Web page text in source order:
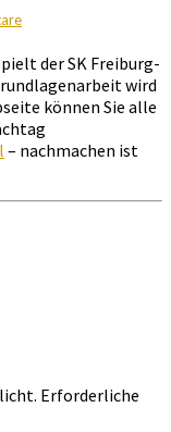
der SK Freiburg-
wird
können Sie alle
– nachmachen ist
Erforderliche